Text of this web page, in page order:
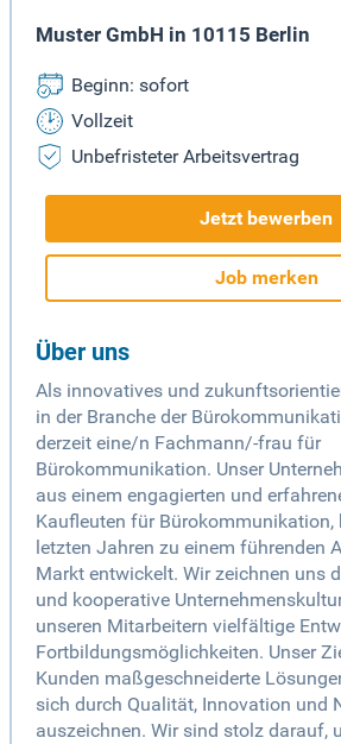
Muster GmbH in 10115 Berlin
Beginn: sofort
Vollzeit
Unbefristeter Arbeitsvertrag
Jetzt bewerben
Job merken
Über uns
Als innovatives und
in der Branche der
derzeit eine/n Fachmann/-frau für
Bürokommunikation. Unser
aus einem engagierten und
Kaufleuten für Bürokommunikation,
letzten Jahren zu einem führenden
Markt entwickelt. Wir zeichnen uns
und kooperative
unseren Mitarbeitern vielfältige
Fortbildungsmöglichkeiten. Unser
Kunden maßgeschneiderte
sich durch Qualität, Innovation und
auszeichnen. Wir sind stolz darauf,